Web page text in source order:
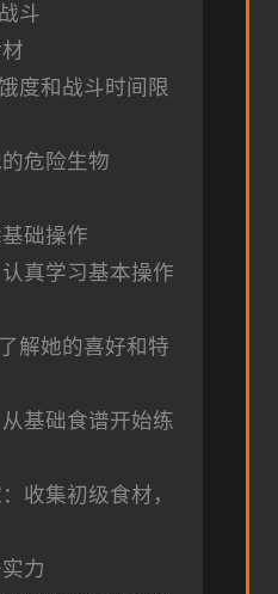
斗
度和战斗时间限
危险生物
础操作
真学习基本操作
解她的喜好和特
基础食谱开始练
收集初级食材，
力